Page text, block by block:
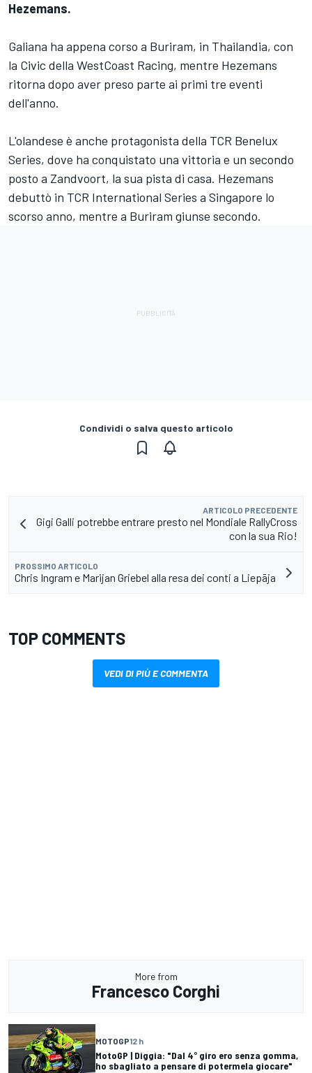
Hezemans.
Galiana ha appena corso a Buriram, in Thailandia, con
la Civic della WestCoast Racing, mentre Hezemans
ritorna dopo aver preso parte ai primi tre eventi
dell'anno.
L'olandese è anche protagonista della TCR Benelux
Series, dove ha conquistato una vittoria e un secondo
posto a Zandvoort, la sua pista di casa. Hezemans
debuttò in TCR International Series a Singapore lo
scorso anno, mentre a Buriram giunse secondo.
Condividi o salva questo articolo
ARTICOLO PRECEDENTE
Gigi Galli potrebbe entrare presto nel Mondiale RallyCross
con la sua Rio!
PROSSIMO ARTICOLO
Chris Ingram e Marijan Griebel alla resa dei conti a Liepāja
TOP COMMENTS
VEDI DI PIÙ E COMMENTA
More from
Francesco Corghi
MOTOGP12 h
MotoGP | Diggia: "Dal 4° giro ero senza gomma,
ho sbagliato a pensare di potermela giocare"